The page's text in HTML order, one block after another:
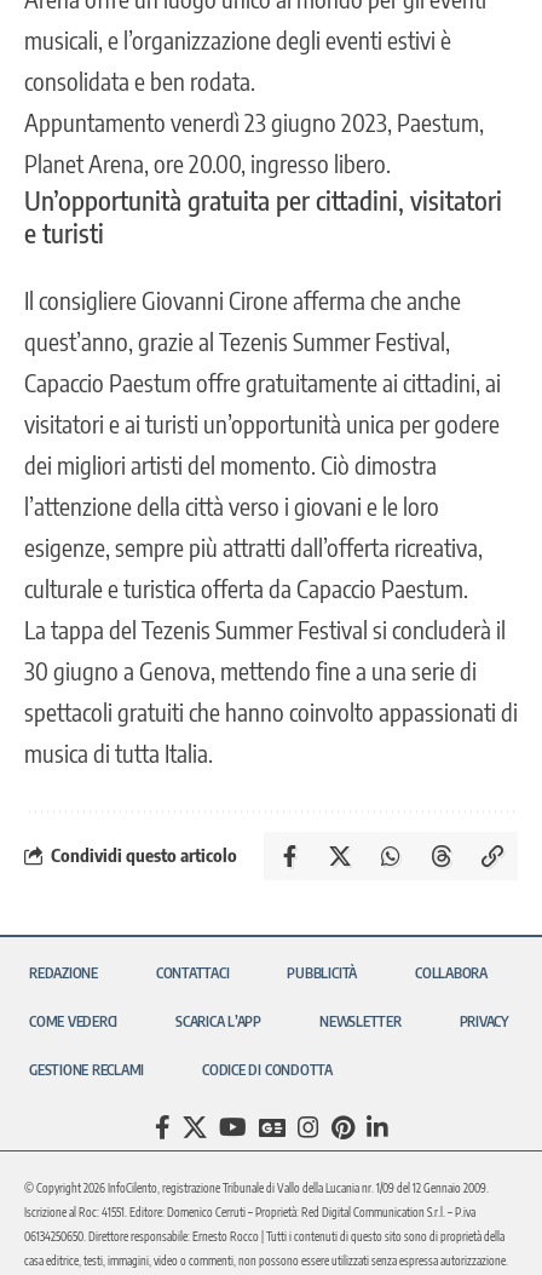
musicali, e l’organizzazione degli eventi estivi è
consolidata e ben rodata.
Appuntamento venerdì 23 giugno 2023, Paestum,
Planet Arena, ore 20.00, ingresso libero.
Un’opportunità gratuita per cittadini, visitatori
e turisti
Il consigliere Giovanni Cirone afferma che anche
quest’anno, grazie al Tezenis Summer Festival,
Capaccio Paestum offre gratuitamente ai cittadini, ai
visitatori e ai turisti un’opportunità unica per godere
dei migliori artisti del momento. Ciò dimostra
l’attenzione della città verso i giovani e le loro
esigenze, sempre più attratti dall’offerta ricreativa,
culturale e turistica offerta da Capaccio Paestum.
La tappa del Tezenis Summer Festival si concluderà il
30 giugno a Genova, mettendo fine a una serie di
spettacoli gratuiti che hanno coinvolto appassionati di
musica di tutta Italia.
Condividi questo articolo
REDAZIONE CONTATTACI PUBBLICITÀ COLLABORA
COME VEDERCI SCARICA L’APP NEWSLETTER PRIVACY
GESTIONE RECLAMI CODICE DI CONDOTTA
© Copyright 2026 InfoCilento, registrazione Tribunale di Vallo della Lucania nr. 1/09 del 12 Gennaio 2009.
Iscrizione al Roc: 41551. Editore: Domenico Cerruti – Proprietà: Red Digital Communication S.r.l. – P.iva
06134250650. Direttore responsabile: Ernesto Rocco | Tutti i contenuti di questo sito sono di proprietà della
casa editrice, testi, immagini, video o commenti, non possono essere utilizzati senza espressa autorizzazione.